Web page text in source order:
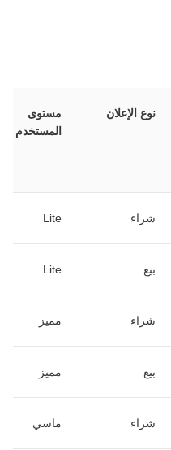
نوع الإعلان
مستوى
المستخدم
شراء Lite
بيع Lite
شراء مميز
بيع مميز
شراء ماسي